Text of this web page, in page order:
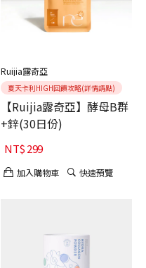
Ruijia露奇亞
夏天卡利HIGH回饋攻略(詳情請點)
【Ruijia露奇亞】酵母B群
+鋅(30日份)
NT$299
加入購物車 快速預覽